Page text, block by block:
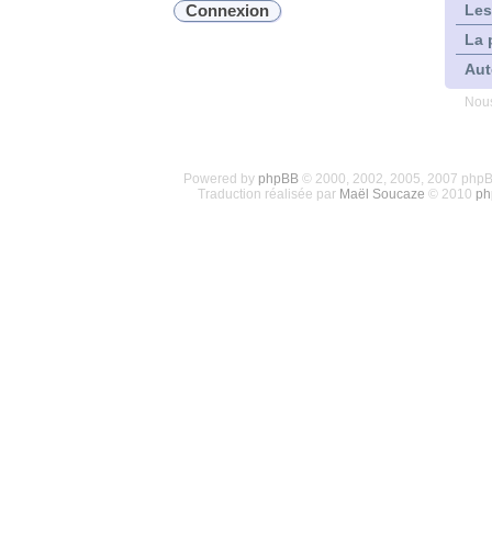
La
Powered by phpBB© 2000, 2002, 2005, 2007
Traduction réalisée par Maël Soucaze © 2010